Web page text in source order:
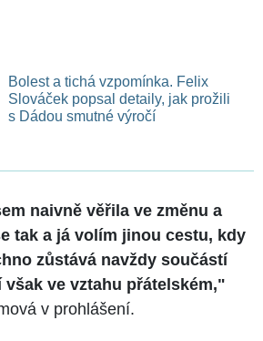
Bolest a tichá vzpomínka. Felix
Slováček popsal detaily, jak prožili
s Dádou smutné výročí
naivně věřila ve změnu a
tak a já volím jinou cestu, kdy
zůstává navždy součástí
však ve vztahu přátelském,"
v prohlášení.